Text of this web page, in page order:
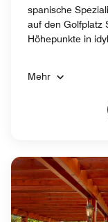
spanische
auf den Golfplatz
Höhepunkte in
Mehr